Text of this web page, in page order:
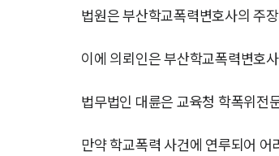
법원은 부산학교폭력변호사의 주
이에 의뢰인은 부산학교폭력변호
법무법인 대륜은 교육청 학폭위전
만약 학교폭력 사건에 연루되어